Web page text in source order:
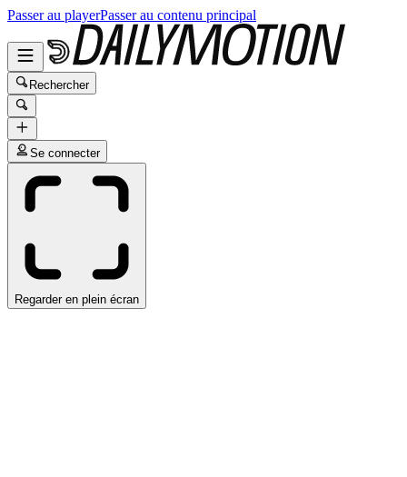
Passer au playerPasser au contenu principal
Rechercher
Se connecter
Regarder en plein écran